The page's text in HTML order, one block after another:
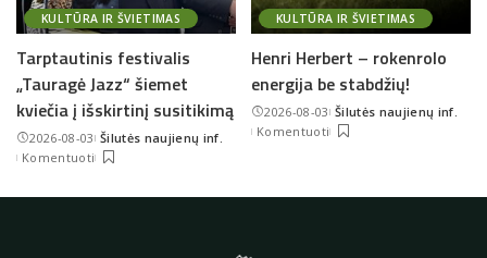
KULTŪRA IR ŠVIETIMAS
Tarptautinis festivalis
„Tauragė Jazz“ šiemet
kviečia į išskirtinį susitikimą
2026-08-03Posted
by
Šilutės naujienų inf.
Komentuoti
KULTŪRA IR ŠVIETIMAS
Henri Herbert – rokenrolo
energija be stabdžių!
2026-08-03Posted
by
Šilutės naujienų inf.
Komentuoti